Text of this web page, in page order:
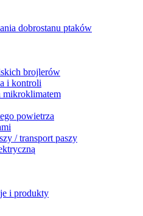
dobrostanu ptaków
brojlerów
i kontroli
mikroklimatem
powietrza
/ transport paszy
i produkty